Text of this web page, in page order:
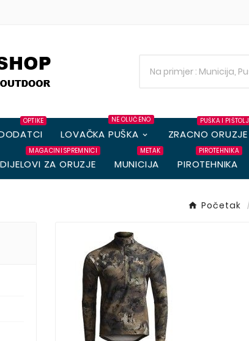
OPTIKE
LOVAČKA PUŠKA
NE OLUČENO
ZRACNO ORUZJE
PUŠKA I PIŠTOLJ
DIJELOVI ZA ORUZJE
MAGACINI SPREMNICI
MUNICIJA
METAK
PIROTEHNIKA
PIROTEHNIKA
Početak